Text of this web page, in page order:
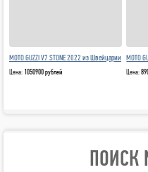
MOTO GUZZI V7 STONE 2022 из Швейцарии
Цена: 1050900 рублей
MOTO
Цена:
ПОИСК